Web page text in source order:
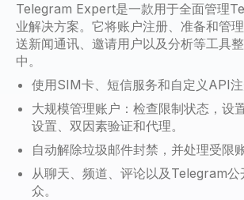
Telegram Expert是一款用于全面管理
业解决方案。它将账户注册、准备和管
送新闻通讯、邀请用户以及分析等工具
中。
使用SIM卡、短信服务和自定义API注
大规模管理账户：检查限制状态，设
设置、双因素验证和代理。
自动解除垃圾邮件封禁，并处理受限账
从聊天、频道、评论以及Telegram公
众。